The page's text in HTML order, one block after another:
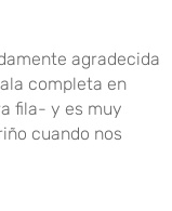
agradecida
completa en
fila- y es muy
cuando nos